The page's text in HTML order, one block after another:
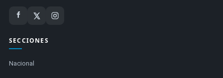
SECCIONES
Nacional